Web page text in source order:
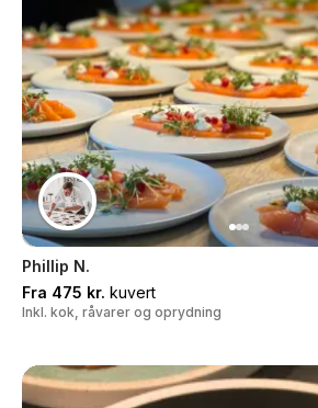
Phillip N.
Fra 475 kr. kuvert
Inkl. kok, råvarer og oprydning